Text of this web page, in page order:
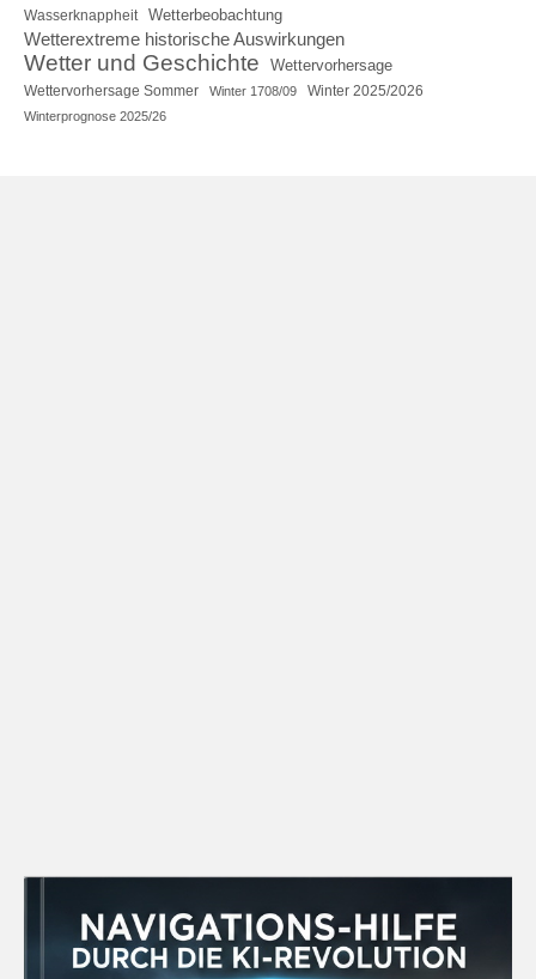
Wasserknappheit Wetterbeobachtung
Wetterextreme historische Auswirkungen
Wetter und Geschichte Wettervorhersage
Wettervorhersage Sommer Winter 1708/09 Winter 2025/2026
Winterprognose 2025/26